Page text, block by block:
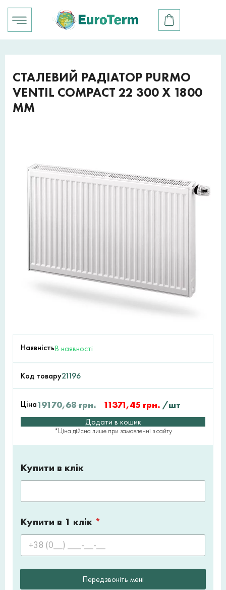
СТАЛЕВИЙ РАДІАТОР PURMO
VENTIL COMPACT 22 300 X 1800
ММ
НаявністьВ наявності
Код товару21196
Ціна19170,68грн. 11371,45 грн. /шт
Додати в кошик
*Ціна дійсна лише при замовленні з сайту
Купити в клік
Купити в 1 клік *
Передзвоніть мені